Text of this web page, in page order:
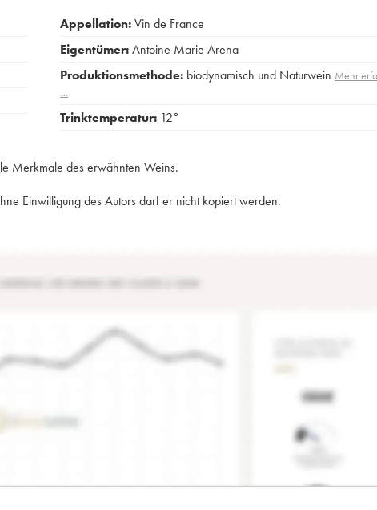
Appellation:Vin de France
Eigentümer:Antoine Marie Arena
Produktionsmethode: biodynamisch und Naturwein Mehr
…
Trinktemperatur: 12°
Merkmale des erwähnten Weins.
Einwilligung des Autors darf er nicht kopiert werden.